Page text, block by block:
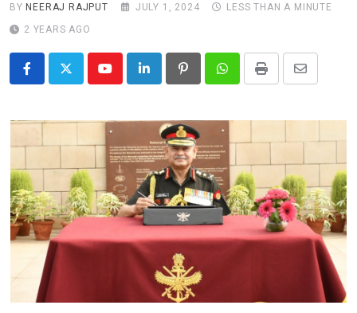
BYNEERAJ RAJPUT JULY 1, 2024
LESS THAN A MINUTE
2 YEARS AGO
YoutubeLinkedIn PinterestWhatsappPrint
Share
Email